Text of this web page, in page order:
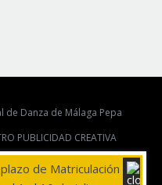
Danza de Málaga Pepa
PUBLICIDAD CREATIVA
| Politica de Cookies
de Matriculación